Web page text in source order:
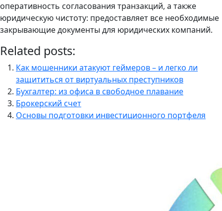
оперативность согласования транзакций, а также
юридическую чистоту: предоставляет все необходимые
закрывающие документы для юридических компаний.
Related posts:
Как мошенники атакуют геймеров – и легко ли
защититься от виртуальных преступников
Бухгалтер: из офиса в свободное плавание
Брокерский счет
Основы подготовки инвестиционного портфеля